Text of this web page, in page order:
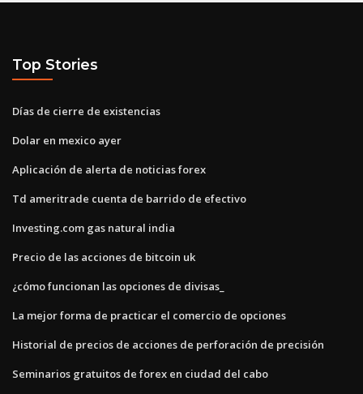
Top Stories
Días de cierre de existencias
Dolar en mexico ayer
Aplicación de alerta de noticias forex
Td ameritrade cuenta de barrido de efectivo
Investing.com gas natural india
Precio de las acciones de bitcoin uk
¿cómo funcionan las opciones de divisas_
La mejor forma de practicar el comercio de opciones
Historial de precios de acciones de perforación de precisión
Seminarios gratuitos de forex en ciudad del cabo